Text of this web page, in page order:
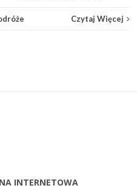
Czytaj Więcej
INTERNETOWA